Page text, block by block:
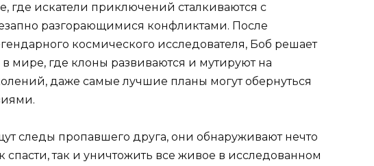
где искатели приключений сталкиваются с
разгорающимися конфликтами. После
космического исследователя, Боб решает
мире, где клоны развиваются и мутируют на
даже самые лучшие планы могут обернуться
следы пропавшего друга, они обнаруживают нечто
спасти, так и уничтожить все живое в исследованном